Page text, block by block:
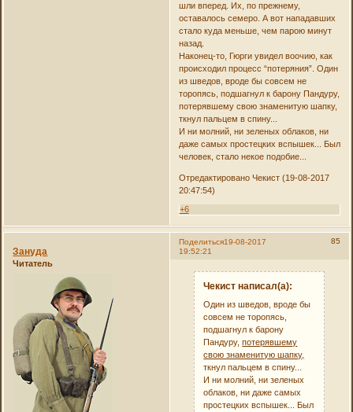
шли вперед. Их, по прежнему,
оставалось семеро. А вот нападавших
стало куда меньше, чем парою минут
назад.
Наконец-то, Гюрги увидел воочию, как
происходил процесс “потеряния”. Один
из шведов, вроде бы совсем не
торопясь, подшагнул к барону Пандуру,
потерявшему свою знаменитую шапку,
ткнул пальцем в спину...
И ни молний, ни зеленых облаков, ни
даже самых простецких вспышек... Был
человек, стало некое подобие...
Отредактировано Чекист (19-08-2017
20:47:54)
+6
Поделиться 85
19-08-2017
19:52:21
Зануда
Читатель
Чекист написал(а):
Один из шведов, вроде бы
совсем не торопясь,
подшагнул к барону
Пандуру,потерявшему
свою знаменитую шапку,
ткнул пальцем в спину...
И ни молний, ни зеленых
облаков, ни даже самых
простецких вспышек... Был